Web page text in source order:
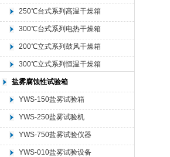
250℃台式系列高温干燥箱
300℃台式系列电热干燥箱
200℃立式系列鼓风干燥箱
300℃立式系列恒温干燥箱
盐雾腐蚀性试验箱
YWS-150盐雾试验箱
YWS-250盐雾试验机
YWS-750盐雾试验仪器
YWS-010盐雾试验设备